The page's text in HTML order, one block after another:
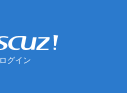
ログイン